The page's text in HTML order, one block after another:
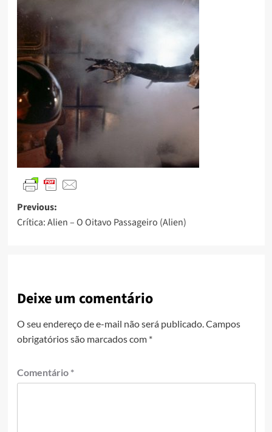
Previous:
Crítica: Alien – O Oitavo Passageiro (Alien)
Deixe um comentário
O seu endereço de e-mail não será publicado. Campos
obrigatórios são marcados com *
Comentário *